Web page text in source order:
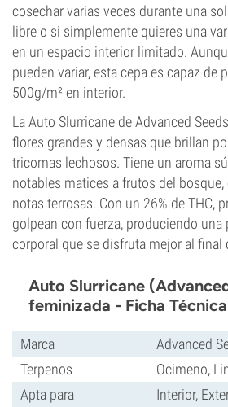
cosechar varias veces durante una
libre o si simplemente quieres una
en un espacio interior limitado.
pueden variar, esta cepa es capaz de
500g/m² en interior.
La Auto Slurricane de Advanced
flores grandes y densas que brillan
tricomas lechosos. Tiene un aroma
notables matices a frutos del
notas terrosas. Con un 26% de THC,
golpean con fuerza, produciendo una
corporal que se disfruta mejor al final
Auto Slurricane
feminizada - Ficha Técnica
Marca
Advanced
Terpenos
Ocimeno,
Apta para
Interior,